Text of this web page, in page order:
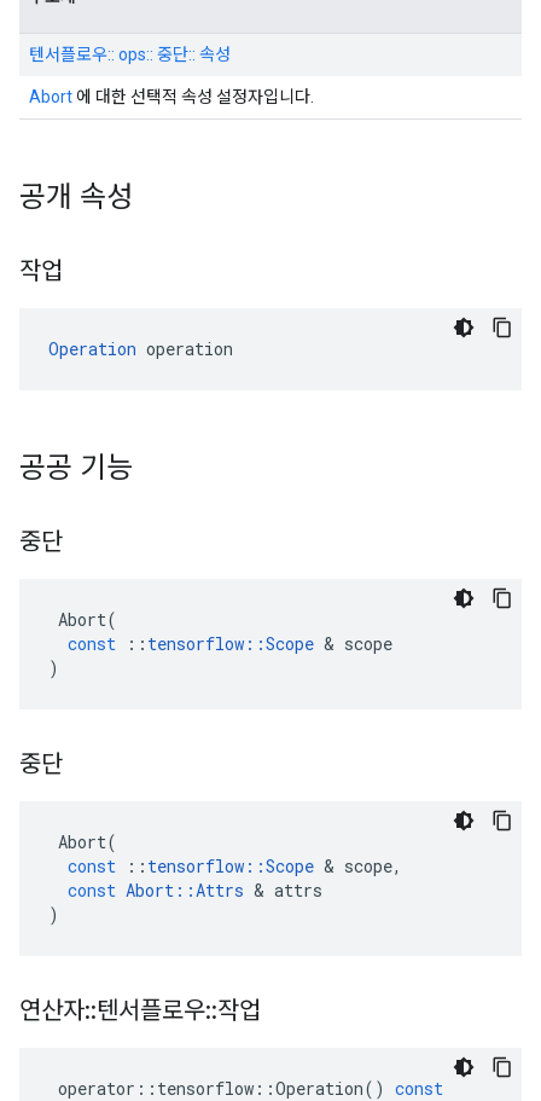
텐서플로우:: ops:: 중단:: 속성
Abort 에 대한 선택적 속성 설정자입니다.
공개 속성
작업
Operation operation
공공 기능
중단
Abort(
const
:: tensorflow ::Scope & scope
)
중단
Abort(
const
:: tensorflow ::Scope & scope,
const Abort ::Attrs & attrs
)
연산자::텐서플로우::작업
operator :: tensorflow ::Operation() const